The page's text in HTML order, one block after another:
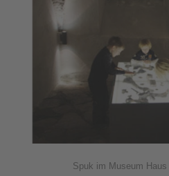
Spuk im Museum